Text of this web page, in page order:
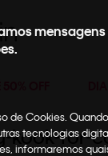
OFF
de Cookies.
tecnologias
informaremos
kook-for-